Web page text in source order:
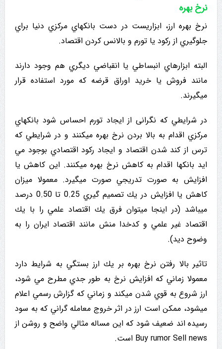
نرخ بهره
نرخ بهره ارز، ابزاریست در دست بانكهاي مركزي دنيا براي
جلوگيري از رکود یا تورم و بالانس کردن اقتصاد.
البته ابزارهاي انبساطي یا انقباضي دیگري هم وجود دارند
مانند فروش یا خرید اوراق قرضه که مورد استفاده قرار
میگیرند.
در شرايطي که نگرانی از ایجاد تورم احساس شود بانكهاي
مركزي اقدام به بالا بردن نرخ بهره میکنند و در شرايطي که
ترس از کند شدن اقتصاد و ایجاد رکود اقتصادي بوجود مي
اید بانکها اقدام به کاهش نرخ بهره میکنند. این کاهش یا
افزایش به صورت تدریجي صورت میگیرد. معمولا میزان
کاهش یا افزایش در يك تصميم گيري 0.25 تا 0.50 درصد
ميباشد (در اینجا میتوان فرق يك اقتصاد علمي را با يك
اقتصاد غير علمي و کدخدا منش مانند اقتصاد ایران را به
وضوح دید).
تاثیر بالا رفتن نرخ بهره بر يك ارز بستگي به شرایط دارد
معمولا زماني که افزایش نرخ به طور جدي مطرح مي شود،
ارز شروع به قوي شدن میکند و زماني که گزارش رسمي اعلام
میشود، ممکن است ارز در اثر خروج معامله گراني که به سود
رسیده اند ضعیف شود که این مساله مثالي واضح و روشن از
Buy rumor Sell news است.